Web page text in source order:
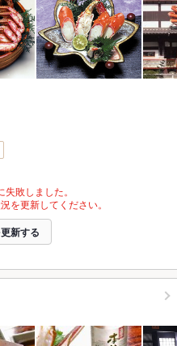
敗しました。
を更新してください。
新する